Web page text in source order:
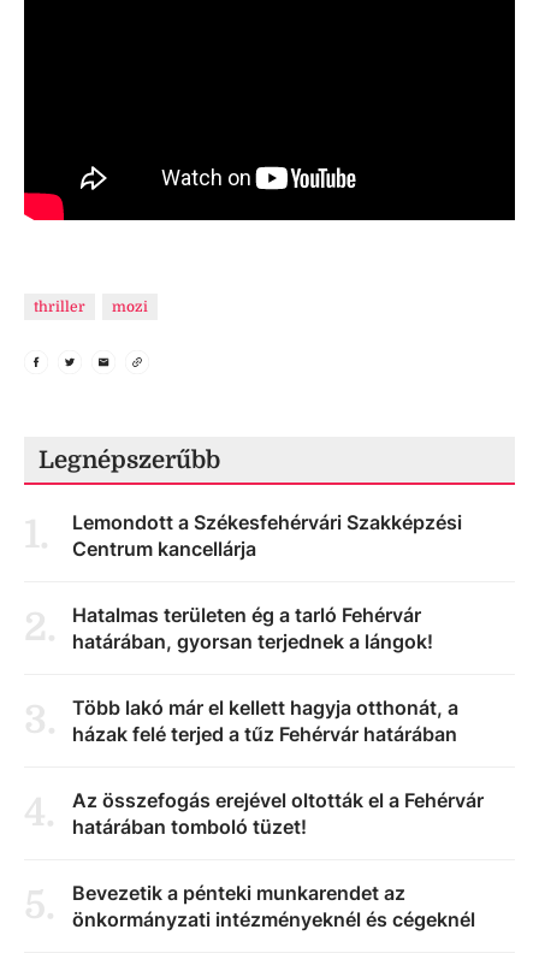
thriller mozi
Legnépszerűbb
1.
Lemondott a Székesfehérvári Szakképzési
Centrum kancellárja
2.
Hatalmas területen ég a tarló Fehérvár
határában, gyorsan terjednek a lángok!
3.
Több lakó már el kellett hagyja otthonát, a
házak felé terjed a tűz Fehérvár határában
4.
Az összefogás erejével oltották el a Fehérvár
határában tomboló tüzet!
5.
Bevezetik a pénteki munkarendet az
önkormányzati intézményeknél és cégeknél